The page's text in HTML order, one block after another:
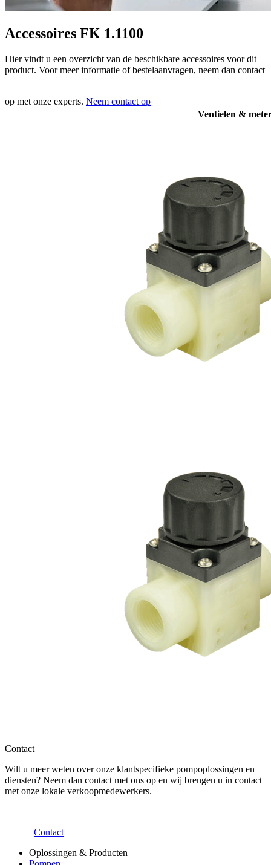
Accessoires FK 1.1100
Hier vindt u een overzicht van de beschikbare accessoires voor dit
product. Voor meer informatie of bestelaanvragen, neem dan contact
op met onze experts. Neem contact op
Ventielen &
Contact
Wilt u meer weten over onze klantspecifieke pompoplossingen en
diensten? Neem dan contact met ons op en wij brengen u in contact
met onze lokale verkoopmedewerkers.
Contact
Oplossingen & Producten